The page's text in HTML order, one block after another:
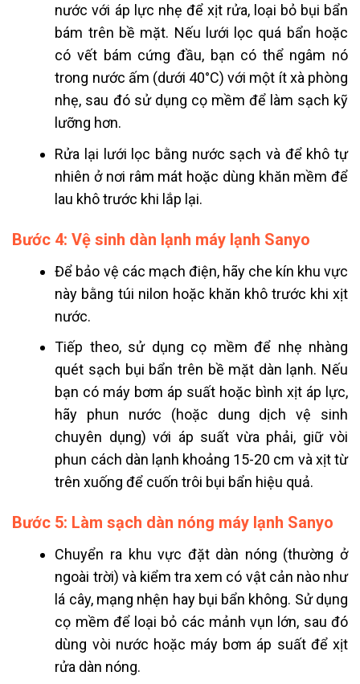
nước với áp lực nhẹ để xịt rửa, loại bỏ bụi bẩn
bám trên bề mặt. Nếu lưới lọc quá bẩn hoặc
có vết bám cứng đầu, bạn có thể ngâm nó
trong nước ấm (dưới 40°C) với một ít xà phòng
nhẹ, sau đó sử dụng cọ mềm để làm sạch kỹ
lưỡng hơn.
Rửa lại lưới lọc bằng nước sạch và để khô tự
nhiên ở nơi râm mát hoặc dùng khăn mềm để
lau khô trước khi lắp lại.
Bước 4: Vệ sinh dàn lạnh máy lạnh Sanyo
Để bảo vệ các mạch điện, hãy che kín khu vực
này bằng túi nilon hoặc khăn khô trước khi xịt
nước.
Tiếp theo, sử dụng cọ mềm để nhẹ nhàng
quét sạch bụi bẩn trên bề mặt dàn lạnh. Nếu
bạn có máy bơm áp suất hoặc bình xịt áp lực,
hãy phun nước (hoặc dung dịch vệ sinh
chuyên dụng) với áp suất vừa phải, giữ vòi
phun cách dàn lạnh khoảng 15-20 cm và xịt từ
trên xuống để cuốn trôi bụi bẩn hiệu quả.
Bước 5: Làm sạch dàn nóng máy lạnh Sanyo
Chuyển ra khu vực đặt dàn nóng (thường ở
ngoài trời) và kiểm tra xem có vật cản nào như
lá cây, mạng nhện hay bụi bẩn không. Sử dụng
cọ mềm để loại bỏ các mảnh vụn lớn, sau đó
dùng vòi nước hoặc máy bơm áp suất để xịt
rửa dàn nóng.